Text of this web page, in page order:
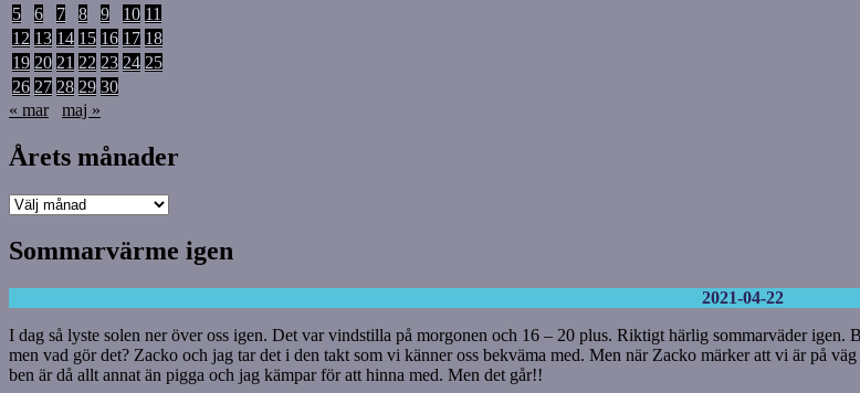
5
6 7 8 9 10 11
12 13 14 15 16 17 18
19 20 21 22 23 24 25
26 27 28 29 30
« mar
maj »
Årets månader
Årets
Sommarvärme igen
2021-04-22
I dag så lyste solen ner över oss igen. Det var vindstilla på morgonen och 16 – 20 plus. Riktigt härlig sommarväder
men vad gör det? Zacko och jag tar det i den takt som vi känner oss bekväma med. Men när Zacko märker att vi är på
ben är då allt annat än pigga och jag kämpar för att hinna med. Men det går!!